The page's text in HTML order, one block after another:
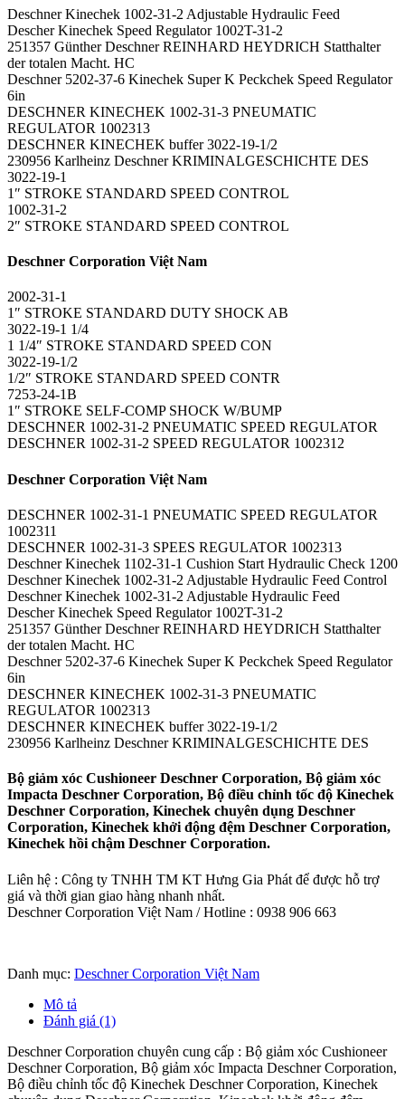
Deschner Kinechek 1002-31-2 Adjustable Hydraulic Feed
Descher Kinechek Speed Regulator 1002T-31-2
251357 Günther Deschner REINHARD HEYDRICH Statthalter
der totalen Macht. HC
Deschner 5202-37-6 Kinechek Super K Peckchek Speed Regulator
6in
DESCHNER KINECHEK 1002-31-3 PNEUMATIC
REGULATOR 1002313
DESCHNER KINECHEK buffer 3022-19-1/2
230956 Karlheinz Deschner KRIMINALGESCHICHTE DES
3022-19-1
1″ STROKE STANDARD SPEED CONTROL
1002-31-2
2″ STROKE STANDARD SPEED CONTROL
Deschner Corporation Việt Nam
2002-31-1
1″ STROKE STANDARD DUTY SHOCK AB
3022-19-1 1/4
1 1/4″ STROKE STANDARD SPEED CON
3022-19-1/2
1/2″ STROKE STANDARD SPEED CONTR
7253-24-1B
1″ STROKE SELF-COMP SHOCK W/BUMP
DESCHNER 1002-31-2 PNEUMATIC SPEED REGULATOR
DESCHNER 1002-31-2 SPEED REGULATOR 1002312
Deschner Corporation Việt Nam
DESCHNER 1002-31-1 PNEUMATIC SPEED REGULATOR
1002311
DESCHNER 1002-31-3 SPEES REGULATOR 1002313
Deschner Kinechek 1102-31-1 Cushion Start Hydraulic Check 1200
Deschner Kinechek 1002-31-2 Adjustable Hydraulic Feed Control
Deschner Kinechek 1002-31-2 Adjustable Hydraulic Feed
Descher Kinechek Speed Regulator 1002T-31-2
251357 Günther Deschner REINHARD HEYDRICH Statthalter
der totalen Macht. HC
Deschner 5202-37-6 Kinechek Super K Peckchek Speed Regulator
6in
DESCHNER KINECHEK 1002-31-3 PNEUMATIC
REGULATOR 1002313
DESCHNER KINECHEK buffer 3022-19-1/2
230956 Karlheinz Deschner KRIMINALGESCHICHTE DES
Bộ giảm xóc Cushioneer Deschner Corporation, Bộ giảm xóc
Impacta Deschner Corporation, Bộ điều chỉnh tốc độ Kinechek
Deschner Corporation, Kinechek chuyên dụng Deschner
Corporation, Kinechek khởi động đệm Deschner Corporation,
Kinechek hồi chậm Deschner Corporation.
Liên hệ : Công ty TNHH TM KT Hưng Gia Phát để được hỗ trợ
giá và thời gian giao hàng nhanh nhất.
Deschner Corporation Việt Nam / Hotline : 0938 906 663
Danh mục: Deschner Corporation Việt Nam
Mô tả
Đánh giá (1)
Deschner Corporation chuyên cung cấp : Bộ giảm xóc Cushioneer
Deschner Corporation, Bộ giảm xóc Impacta Deschner Corporation,
Bộ điều chỉnh tốc độ Kinechek Deschner Corporation, Kinechek